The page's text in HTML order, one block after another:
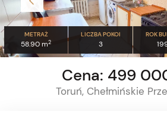
METRAŻ
58.90 m2
LICZBA POKOI
3
ROK
Cena: 499
Toruń, Chełmińskie